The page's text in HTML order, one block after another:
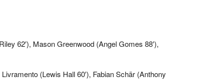
62′), Mason Greenwood (Angel Gomes 88′),
(Lewis Hall 60′), Fabian Schär (Anthony